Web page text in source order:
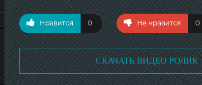
Нравится 0 Не нравится 0
СКАЧАТЬ ВИДЕО РОЛИК